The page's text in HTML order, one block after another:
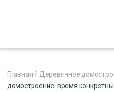
Главная / Деревянное
домостроение: время